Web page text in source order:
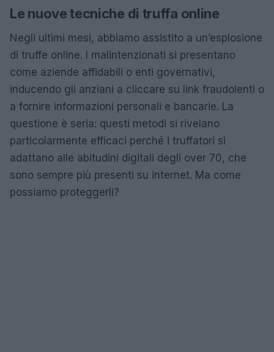
Le nuove tecniche di truffa online
Negli ultimi mesi, abbiamo assistito a un’esplosione
di truffe online. I malintenzionati si presentano
come aziende affidabili o enti governativi,
inducendo gli anziani a cliccare su link fraudolenti o
a fornire informazioni personali e bancarie. La
questione è seria: questi metodi si rivelano
particolarmente efficaci perché i truffatori si
adattano alle abitudini digitali degli over 70, che
sono sempre più presenti su internet. Ma come
possiamo proteggerli?